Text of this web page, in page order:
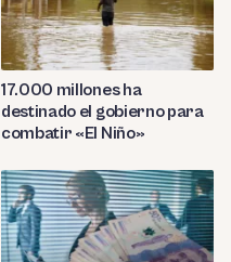
17.000 millones ha
destinado el gobierno para
combatir «El Niño»